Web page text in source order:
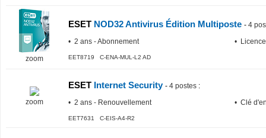
zoom
ESET NOD32 Antivirus Édition Multiposte - 4
• 2 ans - Abonnement
•
EET8719 C-ENA-MUL-L2 AD
zoom
ESET Internet Security - 4 postes :
• 2 ans - Renouvellement
• Clé
EET7631 C-EIS-A4-R2